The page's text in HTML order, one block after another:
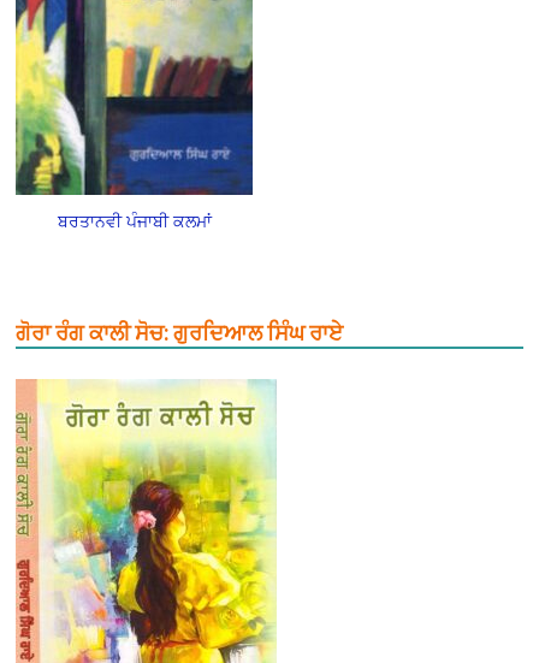
ਬਰਤਾਨਵੀ ਪੰਜਾਬੀ ਕਲਮਾਂ
ਗੋਰਾ ਰੰਗ ਕਾਲੀ ਸੋਚ: ਗੁਰਦਿਆਲ ਸਿੰਘ ਰਾਏ